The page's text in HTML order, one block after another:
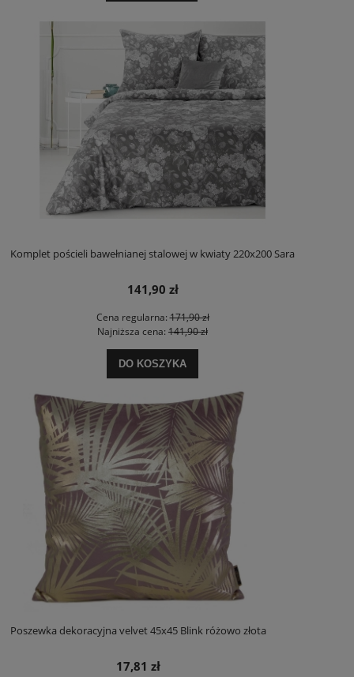
Komplet pościeli bawełnianej stalowej w kwiaty 220x200 Sara
141,90 zł
Cena regularna:171,90 zł
Najniższa cena: 141,90 zł
DO KOSZYKA
Poszewka dekoracyjna velvet 45x45 Blink różowo złota
17,81 zł